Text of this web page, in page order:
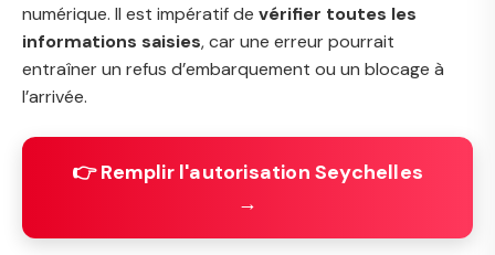
numérique. Il est impératif de vérifier toutes les
informations saisies, car une erreur pourrait
entraîner un refus d’embarquement ou un blocage à
l’arrivée.
👉 Remplir l'autorisation Seychelles
→